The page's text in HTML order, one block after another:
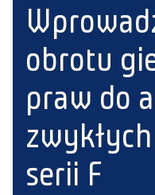
obrotu
praw do
serii F